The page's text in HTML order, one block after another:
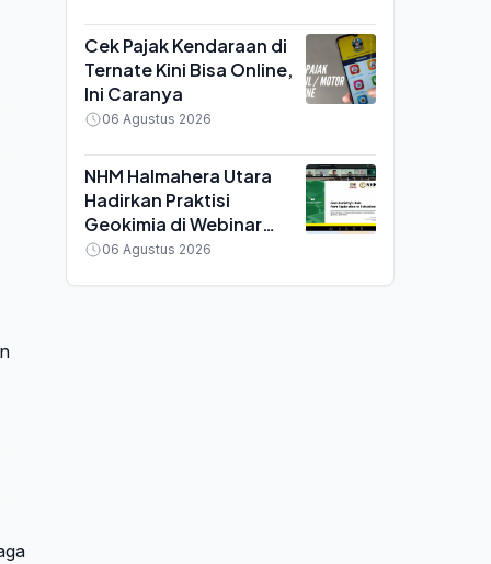
Cek Pajak Kendaraan di
Ternate Kini Bisa Online,
Ini Caranya
06 Agustus 2026
NHM Halmahera Utara
Hadirkan Praktisi
Geokimia di Webinar
MGEI UNG, Bahas
06 Agustus 2026